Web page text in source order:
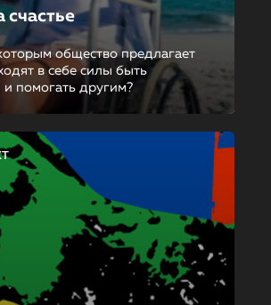
счастье
общество предлагает
в себе силы быть
помогать другим?